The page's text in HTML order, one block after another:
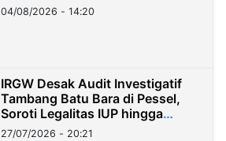
04/08/2026 - 14:20
IRGW Desak Audit Investigatif
Tambang Batu Bara di Pessel,
Soroti Legalitas IUP hingga
Stockpile
27/07/2026 - 20:21